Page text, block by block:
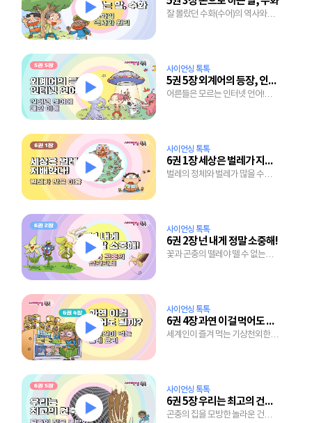
잘 몰랐던 수화(수어)의 역사와
사이언싱 톡톡
5권 5장 외계어의 등장, 인터넷 언어
어른들은 모르는 인터넷 언어!
사이언싱 톡톡
6권 1장 세상은 벌레가 지배한다!
벌레의 정체와 벌레가 많을 수밖에
사이언싱 톡톡
6권 2장 넌 내게 정말 소중해!
꽃과 곤충의 뗄레야 뗄 수 없는
사이언싱 톡톡
6권 4장 과연 이걸 먹어도 될까?
세계인이 즐겨 먹는 기상천외한
사이언싱 톡톡
6권 5장 우리는 최고의 건축가
곤충의 집을 모방한 놀라운 건축의